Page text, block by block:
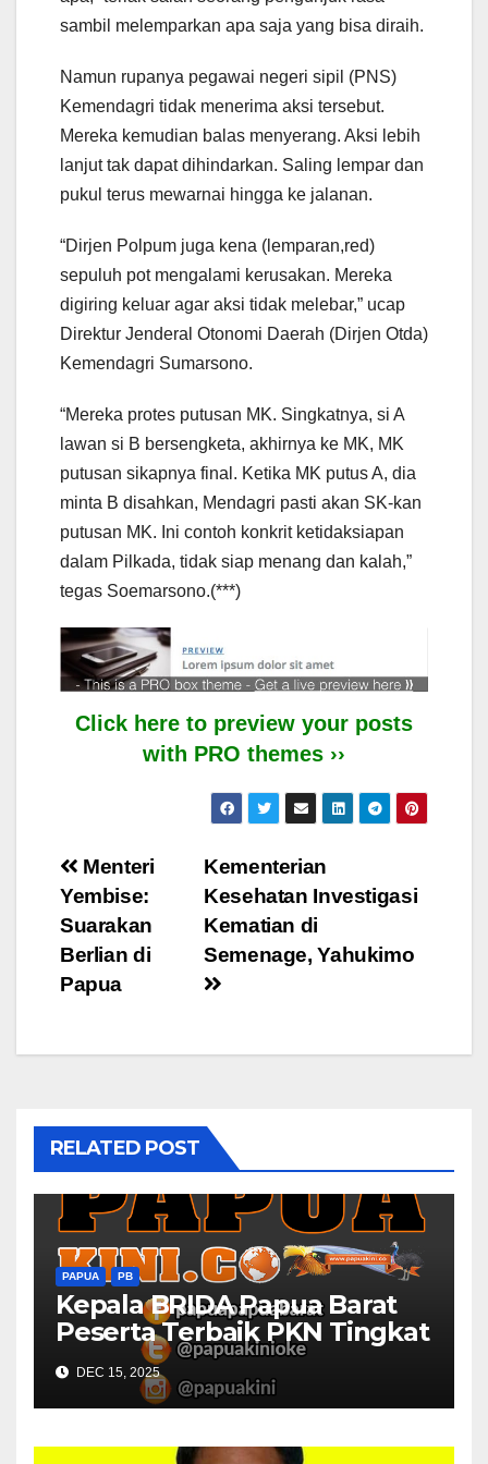
sambil melemparkan apa saja yang bisa diraih.
Namun rupanya pegawai negeri sipil (PNS)
Kemendagri tidak menerima aksi tersebut.
Mereka kemudian balas menyerang. Aksi lebih
lanjut tak dapat dihindarkan. Saling lempar dan
pukul terus mewarnai hingga ke jalanan.
“Dirjen Polpum juga kena (lemparan,red)
sepuluh pot mengalami kerusakan. Mereka
digiring keluar agar aksi tidak melebar,” ucap
Direktur Jenderal Otonomi Daerah (Dirjen Otda)
Kemendagri Sumarsono.
“Mereka protes putusan MK. Singkatnya, si A
lawan si B bersengketa, akhirnya ke MK, MK
putusan sikapnya final. Ketika MK putus A, dia
minta B disahkan, Mendagri pasti akan SK-kan
putusan MK. Ini contoh konkrit ketidaksiapan
dalam Pilkada, tidak siap menang dan kalah,”
tegas Soemarsono.(***)
Click here to preview your posts
with PRO themes ››
Post
navigation
Kementerian
Kesehatan Investigasi
Kematian di
Semenage, Yahukimo
Menteri
Yembise:
Suarakan
Berlian di
Papua
RELATED POST
PAPUA PB
Kepala BRIDA Papua Barat
Peserta Terbaik PKN Tingkat
II Angkatan XXX 2025 Papua
DEC 15, 2025